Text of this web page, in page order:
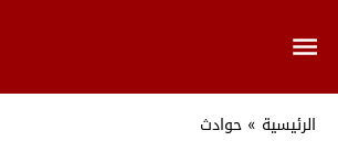
الرئيسية » حوادث